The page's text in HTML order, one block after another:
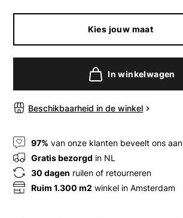
Kies jouw maat
In winkelwagen
Beschikbaarheid in de winkel
97% van onze klanten beveelt ons aan
Gratis bezorgd in NL
30 dagen ruilen of retourneren
Ruim 1.300 m2 winkel in Amsterdam